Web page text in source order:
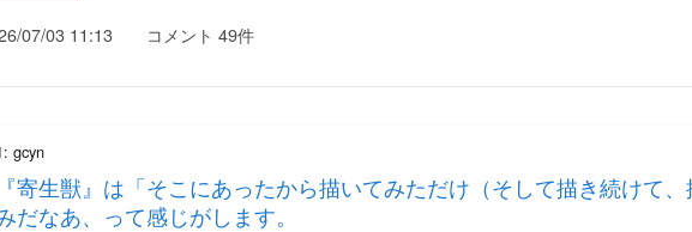
07/03 11:13 コメント 49件
gcyn
『寄生獣』は「そこにあったから描いてみただけ（そして描き続けて
だなあ、って感じがします。